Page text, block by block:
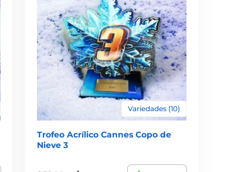
Variedades (10)
Trofeo Acrílico Cannes Copo de
Nieve 3